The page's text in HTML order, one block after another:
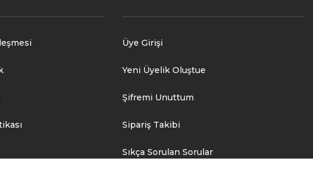
Üye Girişi
Yeni Üyelik Oluştue
Şifremi Unuttum
Sipariş Takibi
Sıkça Sorulan Sorular